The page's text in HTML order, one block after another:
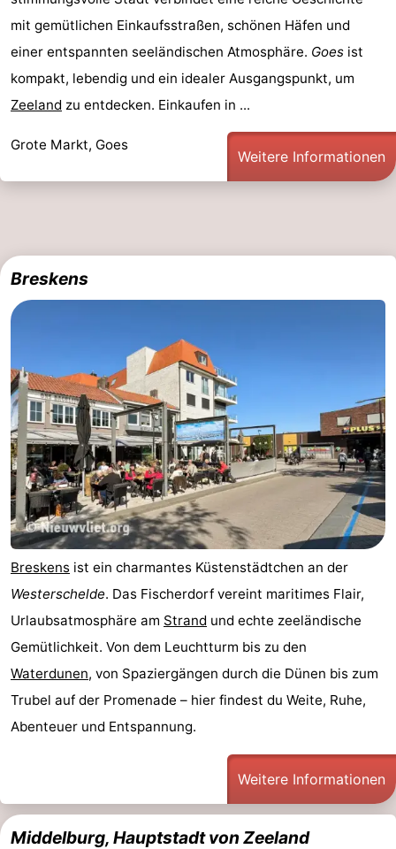
mit gemütlichen Einkaufsstraßen, schönen Häfen und
einer entspannten seeländischen Atmosphäre. Goes ist
kompakt, lebendig und ein idealer Ausgangspunkt, um
Zeeland zu entdecken. Einkaufen in ...
Grote Markt, Goes
Weitere Informationen
Breskens
Breskens ist ein charmantes Küstenstädtchen an der
Westerschelde. Das Fischerdorf vereint maritimes Flair,
Urlaubsatmosphäre am Strand und echte zeeländische
Gemütlichkeit. Von dem Leuchtturm bis zu den
Waterdunen, von Spaziergängen durch die Dünen bis zum
Trubel auf der Promenade – hier findest du Weite, Ruhe,
Abenteuer und Entspannung.
Weitere Informationen
Middelburg, Hauptstadt von Zeeland